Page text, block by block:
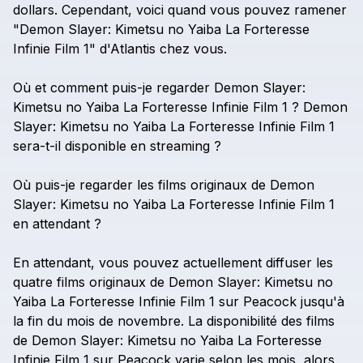
dollars. Cependant, voici quand vous pouvez ramener
"Demon Slayer: Kimetsu no Yaiba La Forteresse
Infinie Film 1" d'Atlantis chez vous.
Où et comment puis-je regarder Demon Slayer:
Kimetsu no Yaiba La Forteresse Infinie Film 1 ? Demon
Slayer: Kimetsu no Yaiba La Forteresse Infinie Film 1
sera-t-il disponible en streaming ?
Où puis-je regarder les films originaux de Demon
Slayer: Kimetsu no Yaiba La Forteresse Infinie Film 1
en attendant ?
En attendant, vous pouvez actuellement diffuser les
quatre films originaux de Demon Slayer: Kimetsu no
Yaiba La Forteresse Infinie Film 1 sur Peacock jusqu'à
la fin du mois de novembre. La disponibilité des films
de Demon Slayer: Kimetsu no Yaiba La Forteresse
Infinie Film 1 sur Peacock varie selon les mois, alors